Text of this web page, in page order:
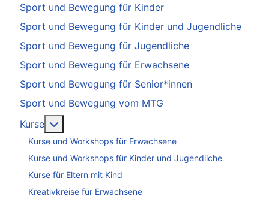
Sport und Bewegung für Kinder
Sport und Bewegung für Kinder und Jugendliche
Sport und Bewegung für Jugendliche
Sport und Bewegung für Erwachsene
Sport und Bewegung für Senior*innen
Sport und Bewegung vom MTG
Kurse
Kurse und Workshops für Erwachsene
Kurse und Workshops für Kinder und Jugendliche
Kurse für Eltern mit Kind
Kreativkreise für Erwachsene